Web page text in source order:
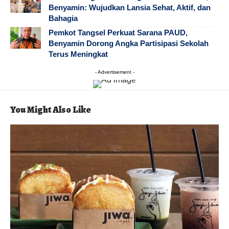
Benyamin: Wujudkan Lansia Sehat, Aktif, dan
Bahagia
Pemkot Tangsel Perkuat Sarana PAUD,
Benyamin Dorong Angka Partisipasi Sekolah
Terus Meningkat
- Advertisement -
You Might Also Like